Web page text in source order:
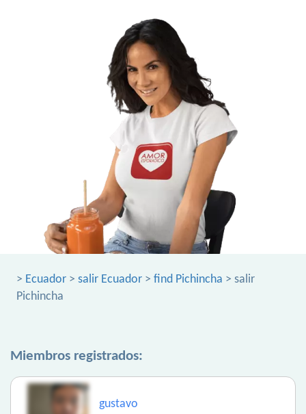
> Ecuador > salir Ecuador > find Pichincha > salir
Pichincha
Miembros registrados:
gustavo